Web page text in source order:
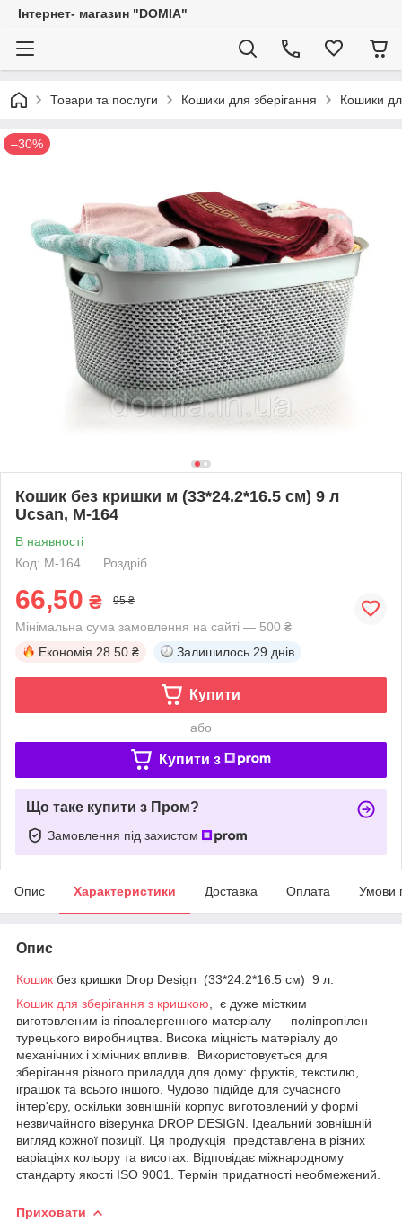
Iнтернет- магазин "DOMIA"
Товари та послуги Кошики для зберігання Кошики
–30%
Кошик без кришки м (33*24.2*16.5 см) 9 л
Ucsan, М-164
В наявності
Код: M-164
Роздріб
66,50 ₴ 95 ₴
Мінімальна сума замовлення на сайті — 500 ₴
Економія 28.50 ₴ Залишилось 29 днів
Купити
або
Купити з
Що таке купити з Пром?
Замовлення під захистом
Опис Характеристики Доставка Оплата Умови
Опис
Кошик без кришки Drop Design (33*24.2*16.5 см) 9 л.
Кошик для зберігання з кришкою , є дуже містким
виготовленим із гіпоалергенного матеріалу — поліпропілен
турецького виробництва. Висока міцність матеріалу до
механічних і хімічних впливів. Використовується для
зберігання різного приладдя для дому: фруктів, текстилю,
іграшок та всього іншого. Чудово підійде для сучасного
інтер'єру, оскільки зовнішній корпус виготовлений у формі
незвичайного візерунка DROP DESIGN. Ідеальний зовнішній
вигляд кожної позиції. Ця продукція представлена в різних
варіаціях кольору та висотах. Відповідає міжнародному
стандарту якості ISO 9001. Термін придатності необмежений.
Приховати